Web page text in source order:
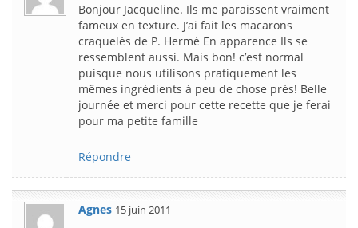
Bonjour Jacqueline. Ils me paraissent vraiment
fameux en texture. J’ai fait les macarons
craquelés de P. Hermé En apparence Ils se
ressemblent aussi. Mais bon! c’est normal
puisque nous utilisons pratiquement les
mêmes ingrédients à peu de chose près! Belle
journée et merci pour cette recette que je ferai
pour ma petite famille
Répondre
Agnes 15 juin 2011